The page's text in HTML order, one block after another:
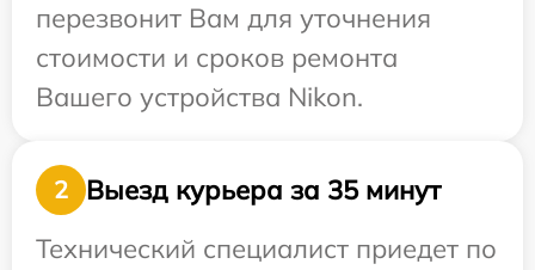
перезвонит Вам для уточнения
стоимости и сроков ремонта
Вашего устройства Nikon.
2
Выезд курьера за 35 минут
Технический специалист приедет по